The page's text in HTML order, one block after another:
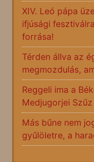
XIV. Leó pápa
ifjúsági
forrása!
Térden állva az
megmozdulás,
Reggeli ima a
Medjugorjei
Más bűne nem
gyűlöletre, a